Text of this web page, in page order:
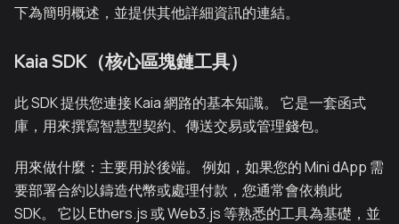
下為簡明概述，並提供其他詳細資訊的連結。
Kaia SDK（核心區塊鏈工具）
此 SDK 提供您連接 Kaia 網路的基本知識。 它是一套函式
庫，用來撰寫智慧型契約、傳送交易或管理錢包。
用來做什麼：主要用於後端。 例如，如果您的 Mini dApp 需
要部署合約以鑄造代幣或處理付款，您通常會依賴此
SDK。 它以 Ethers.js 或 Web3.js 等熟悉的工具為基礎，並